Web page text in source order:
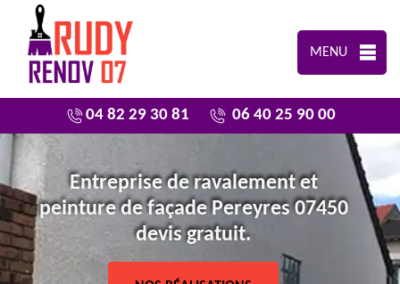
MENU
04 82 29 30 81 06 40 25 90 00
Entreprise de ravalement et
peinture de façade Pereyres 07450
devis gratuit.